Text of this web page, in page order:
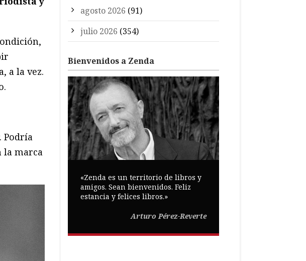
a la vez.
Podría
la marca
agosto 2026 (91)
julio 2026 (354)
Bienvenidos a Zenda
«Zenda es un territorio de libros y
amigos. Sean bienvenidos. Feliz
estancia y felices libros.»
Arturo Pérez-Reverte